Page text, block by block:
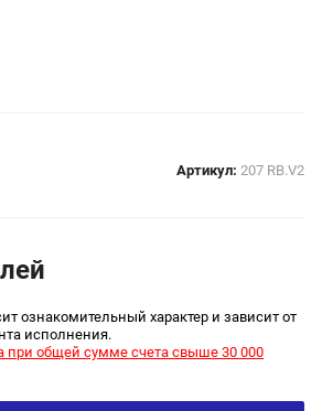
Артикул: 207 RB.V2
лей
ознакомительный характер и зависит от
исполнения.
при общей сумме счета свыше 30 000